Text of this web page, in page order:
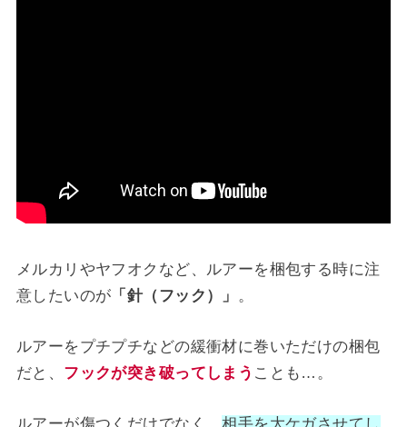
メルカリやヤフオクなど、ルアーを梱包する時に注
意したいのが 「針（フック）」 。
ルアーをプチプチなどの緩衝材に巻いただけの梱包
だと、 フックが突き破ってしまう ことも…。